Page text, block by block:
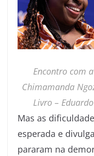
Encontro com
Chimamanda
Livro –
Mas as
esperada e
pararam na